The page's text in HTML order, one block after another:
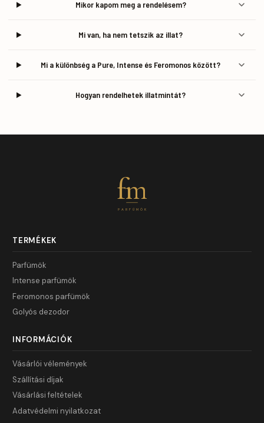
Mikor kapom meg a rendelésem?
Mi van, ha nem tetszik az illat?
Mi a különbség a Pure, Intense és Feromonos között?
Hogyan rendelhetek illatmintát?
fm
PARFÜMÖK
TERMÉKEK
Parfümök
Intense parfümök
Feromonos parfümök
Golyós dezodor
INFORMÁCIÓK
Vásárlói vélemények
Szállítási díjak
Vásárlási feltételek
Adatvédelmi nyilatkozat